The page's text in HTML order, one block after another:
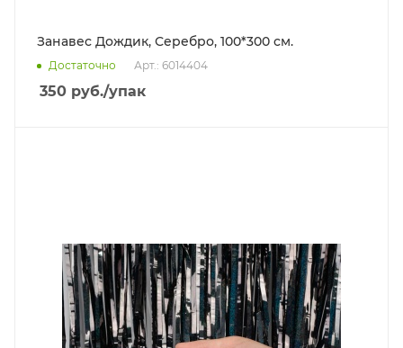
Занавес Дождик, Серебро, 100*300 см.
Достаточно Арт.: 6014404
350 руб./упак